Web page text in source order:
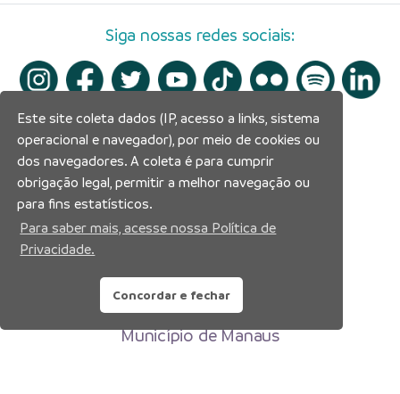
Siga nossas redes sociais:
Prefeitura Municipal de Manaus
Município de Manaus
Este site coleta dados (IP, acesso a links, sistema
operacional e navegador), por meio de cookies ou
dos navegadores. A coleta é para cumprir
obrigação legal, permitir a melhor navegação ou
para fins estatísticos.
Para saber mais, acesse nossa Política de
Privacidade.
Concordar e fechar